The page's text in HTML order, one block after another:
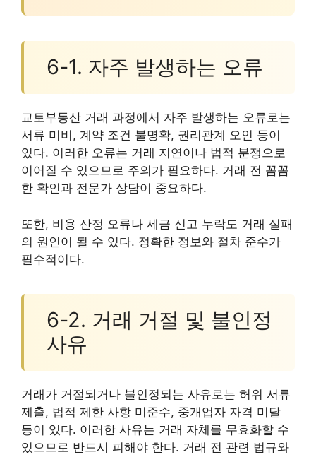
6-1. 자주 발생하는 오류
교토부동산 거래 과정에서 자주 발생하는 오류로는
서류 미비, 계약 조건 불명확, 권리관계 오인 등이
있다. 이러한 오류는 거래 지연이나 법적 분쟁으로
이어질 수 있으므로 주의가 필요하다. 거래 전 꼼꼼
한 확인과 전문가 상담이 중요하다.
또한, 비용 산정 오류나 세금 신고 누락도 거래 실패
의 원인이 될 수 있다. 정확한 정보와 절차 준수가
필수적이다.
6-2. 거래 거절 및 불인정
사유
거래가 거절되거나 불인정되는 사유로는 허위 서류
제출, 법적 제한 사항 미준수, 중개업자 자격 미달
등이 있다. 이러한 사유는 거래 자체를 무효화할 수
있으므로 반드시 피해야 한다. 거래 전 관련 법규와